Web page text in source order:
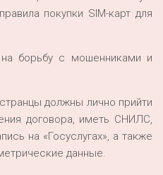
покупки SIM-карт для
борьбу с мошенниками и
должны лично прийти
договора, иметь СНИЛС,
на «Госуслугах», а также
данные.